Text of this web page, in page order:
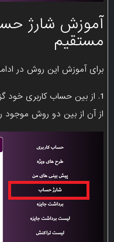
آموزش شارژ
مستقیم
برای آموزش این روش در
1. از بین حساب کاربری خود
از آن از بین دو روش موجود